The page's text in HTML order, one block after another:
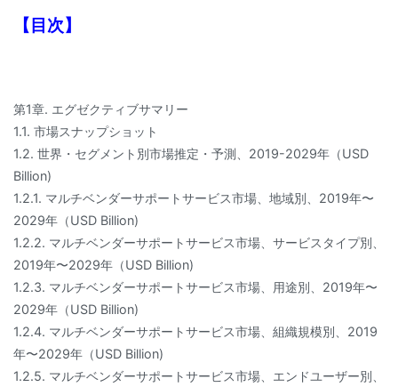
【目次】
第1章. エグゼクティブサマリー
1.1. 市場スナップショット
1.2. 世界・セグメント別市場推定・予測、2019-2029年（USD
Billion)
1.2.1. マルチベンダーサポートサービス市場、地域別、2019年〜
2029年（USD Billion)
1.2.2. マルチベンダーサポートサービス市場、サービスタイプ別、
2019年〜2029年（USD Billion)
1.2.3. マルチベンダーサポートサービス市場、用途別、2019年〜
2029年（USD Billion)
1.2.4. マルチベンダーサポートサービス市場、組織規模別、2019
年〜2029年（USD Billion)
1.2.5. マルチベンダーサポートサービス市場、エンドユーザー別、